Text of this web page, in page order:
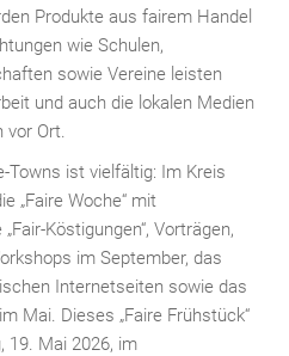
Produkte aus fairem Handel
wie Schulen,
sowie Vereine leisten
und auch die lokalen Medien
vor Ort.
Towns ist vielfältig: Im Kreis
„Faire Woche“ mit
Köstigungen“, Vorträgen,
im September, das
Internetseiten sowie das
Mai. Dieses „Faire Frühstück“
19. Mai 2026, im